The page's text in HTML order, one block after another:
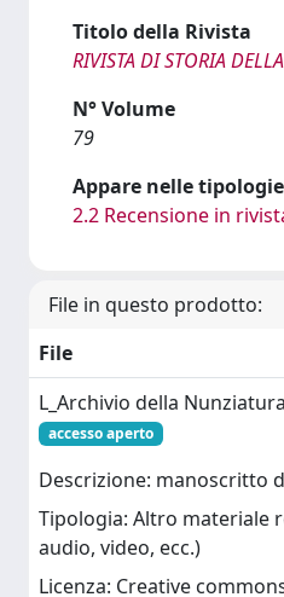
Titolo della Rivista
RIVISTA DI STORIA
N° Volume
79
Appare nelle
2.2 Recensione in
File in questo prodotto:
File
L_Archivio della
accesso aperto
Descrizione: manoscritto
Tipologia: Altro materiale
audio, video, ecc.)
Licenza: Creative